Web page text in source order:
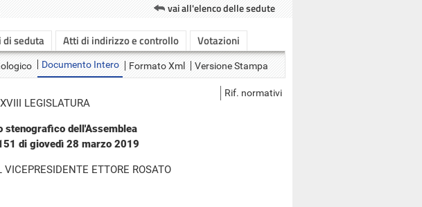
vai all'elenco delle sedute
di seduta Atti di indirizzo e controllo Votazioni
Documento Intero Formato Xml Versione Stampa
Rif. normativi
XVIII LEGISLATURA
stenografico dell'Assemblea
di giovedì 28 marzo 2019
VICEPRESIDENTE ETTORE ROSATO